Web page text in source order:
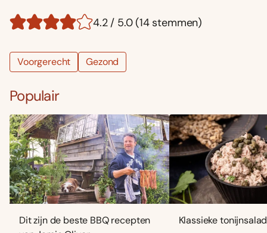
4.2 / 5.0 (14 stemmen)
Voorgerecht Gezond
Populair
Dit zijn de beste BBQ recepten
Klassieke